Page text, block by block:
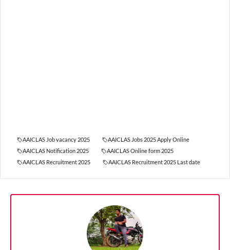
AAICLAS Job vacancy 2025
AAICLAS Jobs 2025 Apply Online
AAICLAS Notification 2025
AAICLAS Online form 2025
AAICLAS Recruitment 2025
AAICLAS Recruitment 2025 Last date